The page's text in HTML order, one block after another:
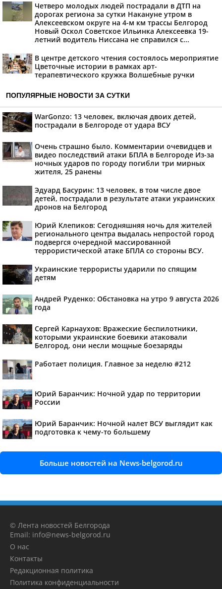
Четверо молодых людей пострадали в ДТП на
дорогах региона за сутки Накануне утром в
Алексеевском округе на 4-м км трассы Белгород
Новый Оскол Советское Ильинка Алексеевка 19-
летний водитель Ниссана не справился с...
В центре детского чтения состоялось мероприятие
Цветочные истории в рамках арт-
терапевтического кружка Волшебные ручки
ПОПУЛЯРНЫЕ НОВОСТИ ЗА СУТКИ
WarGonzo: 13 человек, включая двоих детей,
пострадали в Белгороде от удара ВСУ
Очень страшно было. Комментарии очевидцев и
видео последствий атаки БПЛА в Белгороде Из-за
ночных ударов по городу погибли три мирных
жителя, 25 ранены
Эдуард Басурин: 13 человек, в том числе двое
детей, пострадали в результате атаки украинских
дронов на Белгород
Юрий Клепиков: Сегодняшняя ночь для жителей
регионального центра выдалась непростой город
подвергся очередной массированной
террористической атаке БПЛА со стороны ВСУ.
Украинские террористы ударили по спящим
детям
Андрей Руденко: Обстановка на утро 9 августа 2026
года
Сергей Карнаухов: Вражеские беспилотники,
которыми украинские боевики атаковали
Белгород, они несли мощные боезаряды
Работает полиция. Главное за неделю #212
Юрий Баранчик: Ночной удар по территории
России
Юрий Баранчик: Ночной налет ВСУ выглядит как
подготовка к чему-то большему
Больше новостей на News-belgorod.ru
© Лента новостей Белгорода
Email: info@news-belgorod.ru
О нас
Контакты
Редакционная политика
Политика конфиденциальности